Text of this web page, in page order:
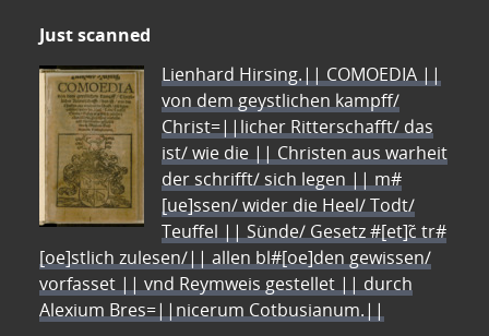
Just scanned
Lienhard Hirsing.|| COMOEDIA ||
von dem geystlichen kampff/
Christ=||licher Ritterschafft/ das
ist/ wie die || Christen aus warheit
der schrifft/ sich legen || m#
[ue]ssen/ wider die Heel/ Todt/
Teuffel || Sünde/ Gesetz #[et]c̃ tr#
[oe]stlich zulesen/|| allen bl#[oe]den gewissen/
vorfasset || vnd Reymweis gestellet || durch
Alexium Bres=||nicerum Cotbusianum.||